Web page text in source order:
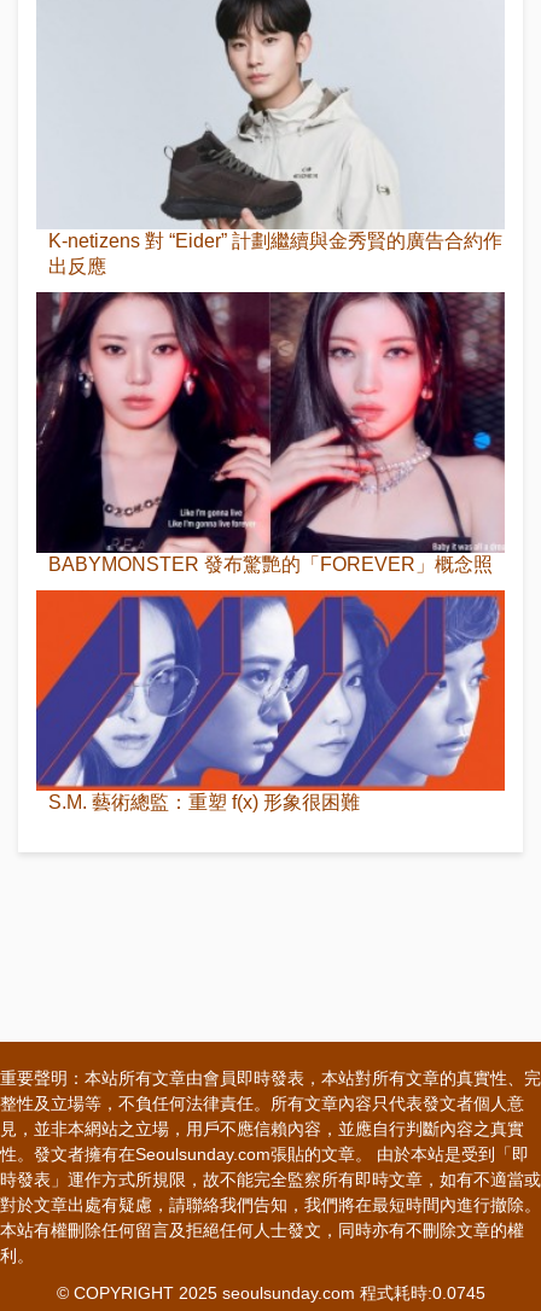
K-netizens 對 “Eider” 計劃繼續與金秀賢的廣告合約作
出反應
BABYMONSTER 發布驚艷的「FOREVER」概念照
S.M. 藝術總監：重塑 f(x) 形象很困難
重要聲明：本站所有文章由會員即時發表，本站對所有文章的真實性、完
整性及立場等，不負任何法律責任。所有文章內容只代表發文者個人意
見，並非本網站之立場，用戶不應信賴內容，並應自行判斷內容之真實
性。發文者擁有在Seoulsunday.com張貼的文章。 由於本站是受到「即
時發表」運作方式所規限，故不能完全監察所有即時文章，如有不適當或
對於文章出處有疑慮，請聯絡我們告知，我們將在最短時間內進行撤除。
本站有權刪除任何留言及拒絕任何人士發文，同時亦有不刪除文章的權
利。
© COPYRIGHT 2025 seoulsunday.com 程式耗時:0.0745